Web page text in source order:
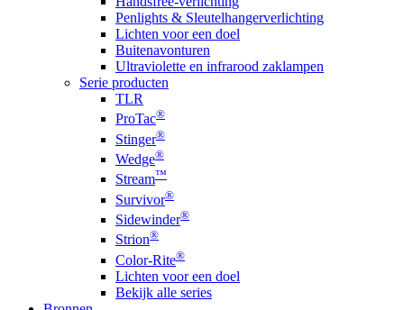
Penlights & Sleutelhangerverlichting
Lichten voor een doel
Buitenavonturen
Ultraviolette en infrarood zaklampen
Serie producten
TLR
ProTac®
Stinger®
Wedge®
Stream™
Survivor®
Sidewinder®
Strion®
Color-Rite®
Lichten voor een doel
Bekijk alle series